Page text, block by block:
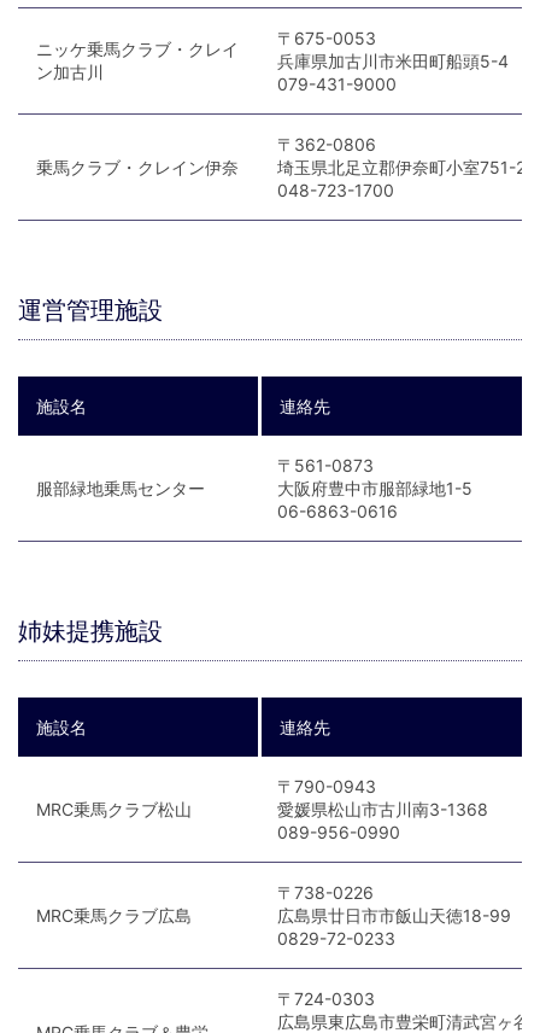
ニッケ乗馬クラブ・クレイ
ン加古川
〒675-0053
兵庫県加古川市米田町船頭5-4
079-431-9000
乗馬クラブ・クレイン伊奈
〒362-0806
埼玉県北足立郡伊奈町小室751-2
048-723-1700
運営管理施設
施設名 連絡先
服部緑地乗馬センター
〒561-0873
大阪府豊中市服部緑地1-5
06-6863-0616
姉妹提携施設
施設名 連絡先
MRC乗馬クラブ松山
〒790-0943
愛媛県松山市古川南3-1368
089-956-0990
MRC乗馬クラブ広島
〒738-0226
広島県廿日市市飯山天徳18-99
0829-72-0233
〒724-0303
広島県東広島市豊栄町清武宮ヶ谷